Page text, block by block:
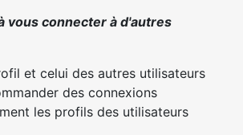
vous connecter à d'autres
et celui des autres utilisateurs
des connexions
les profils des utilisateurs